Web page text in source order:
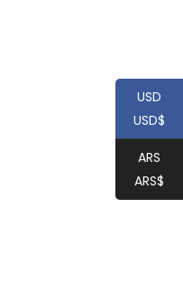
USD
USD$
ARS
ARS$